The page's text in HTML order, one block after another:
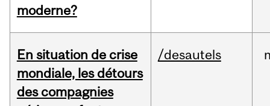
moderne?
En situation de crise
mondiale, les détours
des compagnies
/desautels